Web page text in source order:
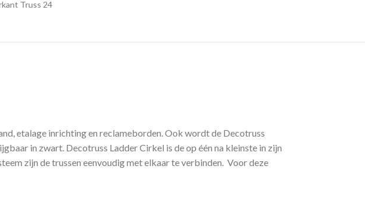
Truss 24
etalage inrichting en reclameborden. Ook wordt de Decotruss
in zwart. Decotruss Ladder Cirkel is de op één na kleinste in zijn
zijn de trussen eenvoudig met elkaar te verbinden. Voor deze